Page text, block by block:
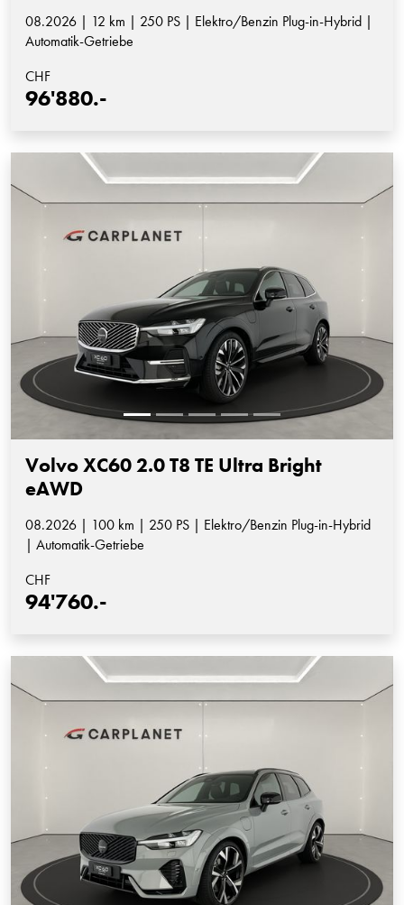
08.2026 | 12 km | 250 PS | Elektro/Benzin Plug-in-Hybrid |
Automatik-Getriebe
CHF
96'880.-
Volvo XC60 2.0 T8 TE Ultra Bright
eAWD
08.2026 | 100 km | 250 PS | Elektro/Benzin Plug-in-Hybrid
| Automatik-Getriebe
CHF
94'760.-